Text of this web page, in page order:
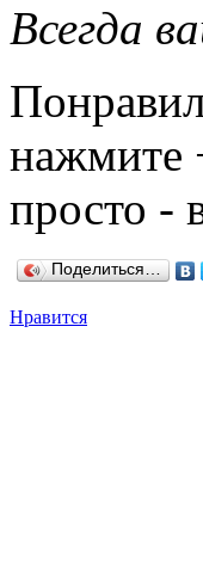
Всегда
нажмите
просто -
Поделиться…
Нравится